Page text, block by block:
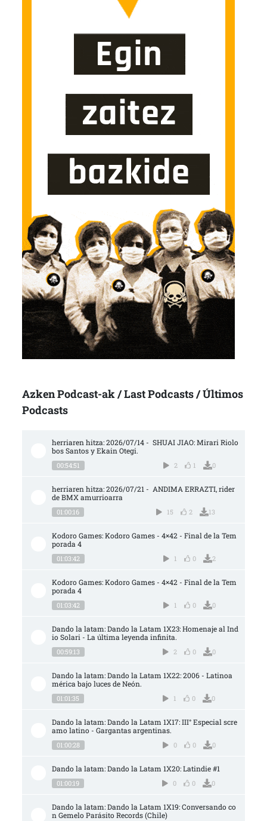
Azken Podcast-ak / Last Podcasts / Últimos
Podcasts
herriaren hitza: 2026/07/14 -  SHUAI JIAO: Mirari Riolo
bos Santos y Ekain Otegi.
00:54:51 2 1 0
herriaren hitza: 2026/07/21 -  ANDIMA ERRAZTI, rider
de BMX amurrioarra
01:00:16 15 2 13
Kodoro Games: Kodoro Games - 4×42 - Final de la Tem
porada 4
01:03:42 1 0 2
Kodoro Games: Kodoro Games - 4×42 - Final de la Tem
porada 4
01:03:42 1 0 0
Dando la latam: Dando la Latam 1X23: Homenaje al Ind
io Solari - La última leyenda infinita.
00:59:13 2 0 0
Dando la latam: Dando la Latam 1X22: 2006 - Latinoa
mérica bajo luces de Neón.
01:01:35 1 0 0
Dando la latam: Dando la Latam 1X17: III° Especial scre
amo latino - Gargantas argentinas.
01:00:28 0 0 0
Dando la latam: Dando la Latam 1X20: Latindie #1
01:00:19 0 0 0
Dando la latam: Dando la Latam 1X19: Conversando co
n Gemelo Parásito Records (Chile)